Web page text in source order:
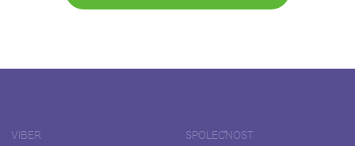
VIBER SPOLEČNOST